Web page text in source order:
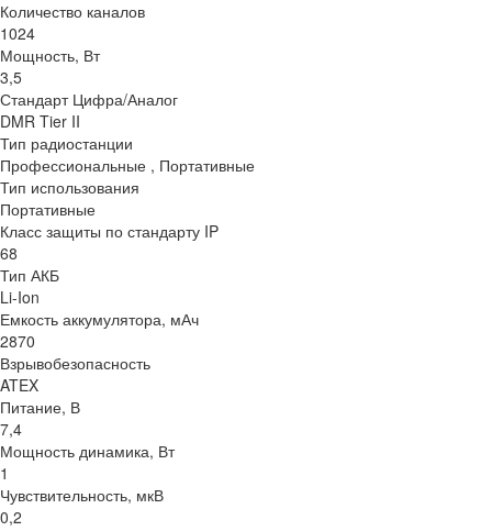
Количество каналов
1024
Мощность, Вт
3,5
Стандарт Цифра/Аналог
DMR Tier II
Тип радиостанции
Профессиональные , Портативные
Тип использования
Портативные
Класс защиты по стандарту IP
68
Тип АКБ
Li-Ion
Емкость аккумулятора, мАч
2870
Взрывобезопасность
ATEX
Питание, В
7,4
Мощность динамика, Вт
1
Чувствительность, мкВ
0,2